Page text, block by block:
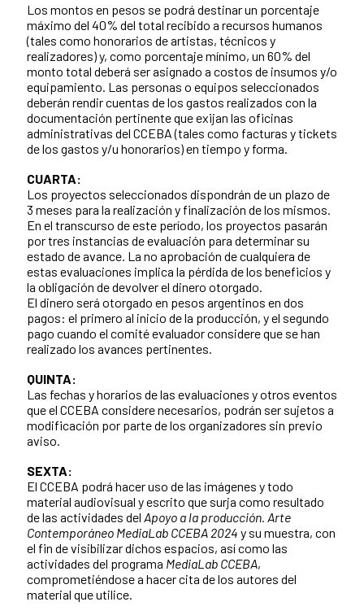
Los montos en pesos se podrá destinar un porcentaje
máximo del 40% del total recibido a recursos humanos
(tales como honorarios de artistas, técnicos y
realizadores) y, como porcentaje mínimo, un 60% del
monto total deberá ser asignado a costos de insumos y/o
equipamiento. Las personas o equipos seleccionados
deberán rendir cuentas de los gastos realizados con la
documentación pertinente que exijan las oficinas
administrativas del CCEBA (tales como facturas y tickets
de los gastos y/u honorarios) en tiempo y forma.
CUARTA:
Los proyectos seleccionados dispondrán de un plazo de
3 meses para la realización y finalización de los mismos.
En el transcurso de este período, los proyectos pasarán
por tres instancias de evaluación para determinar su
estado de avance. La no aprobación de cualquiera de
estas evaluaciones implica la pérdida de los beneficios y
la obligación de devolver el dinero otorgado.
El dinero será otorgado en pesos argentinos en dos
pagos: el primero al inicio de la producción, y el segundo
pago cuando el comité evaluador considere que se han
realizado los avances pertinentes.
QUINTA:
Las fechas y horarios de las evaluaciones y otros eventos
que el CCEBA considere necesarios, podrán ser sujetos a
modificación por parte de los organizadores sin previo
aviso.
SEXTA:
El CCEBA podrá hacer uso de las imágenes y todo
material audiovisual y escrito que surja como resultado
de las actividades del Apoyo a la producción. Arte
Contemporáneo MediaLab CCEBA 2024 y su muestra, con
el fin de visibilizar dichos espacios, así como las
actividades del programa MediaLab CCEBA,
comprometiéndose a hacer cita de los autores del
material que utilice.